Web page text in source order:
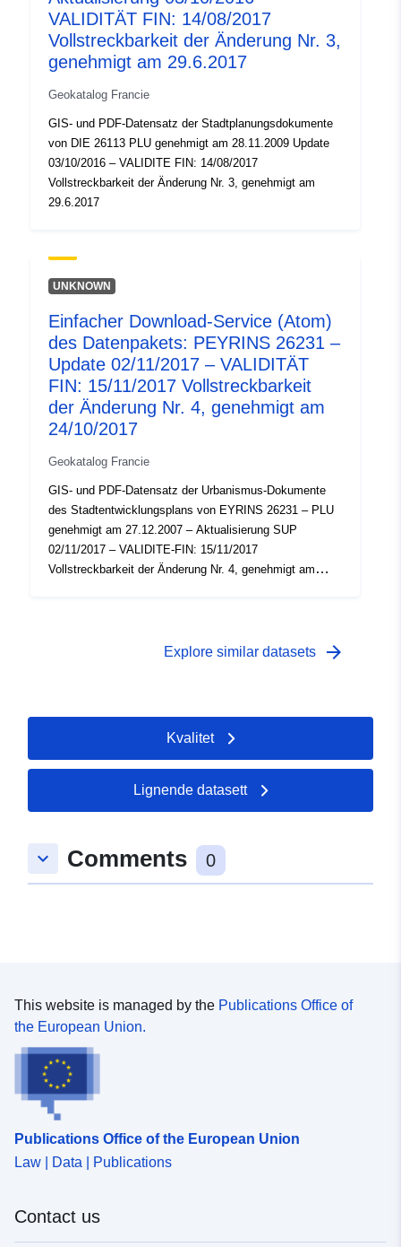
VALIDITÄT FIN: 14/08/2017
Vollstreckbarkeit der Änderung Nr. 3,
genehmigt am 29.6.2017
Geokatalog Francie
GIS- und PDF-Datensatz der Stadtplanungsdokumente
von DIE 26113 PLU genehmigt am 28.11.2009 Update
03/10/2016 – VALIDITE FIN: 14/08/2017
Vollstreckbarkeit der Änderung Nr. 3, genehmigt am
29.6.2017
UNKNOWN
Einfacher Download-Service (Atom)
des Datenpakets: PEYRINS 26231 –
Update 02/11/2017 – VALIDITÄT
FIN: 15/11/2017 Vollstreckbarkeit
der Änderung Nr. 4, genehmigt am
24/10/2017
Geokatalog Francie
GIS- und PDF-Datensatz der Urbanismus-Dokumente
des Stadtentwicklungsplans von EYRINS 26231 – PLU
genehmigt am 27.12.2007 – Aktualisierung SUP
02/11/2017 – VALIDITE-FIN: 15/11/2017
Vollstreckbarkeit der Änderung Nr. 4, genehmigt am
Explore similar datasets arrow_forward
Kvalitet
Lignende datasett
keyboard_arrow_down Comments 0
This website is managed by the Publications Office of
the European Union.
Publications Office of the European Union
Law | Data | Publications
Contact us